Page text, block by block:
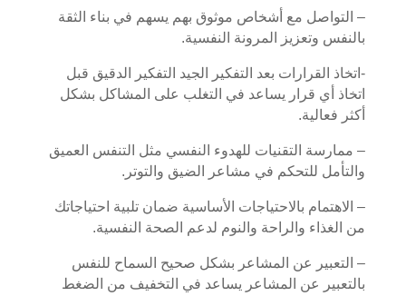
– التواصل مع أشخاص موثوق بهم يسهم في بناء الثقة
بالنفس وتعزيز المرونة النفسية.
-اتخاذ القرارات بعد التفكير الجيد التفكير الدقيق قبل
اتخاذ أي قرار يساعد في التغلب على المشاكل بشكل
أكثر فعالية.
– ممارسة التقنيات للهدوء النفسي مثل التنفس العميق
والتأمل للتحكم في مشاعر الضيق والتوتر.
– الاهتمام بالاحتياجات الأساسية ضمان تلبية احتياجاتك
من الغذاء والراحة والنوم لدعم الصحة النفسية.
– التعبير عن المشاعر بشكل صحيح السماح للنفس
بالتعبير عن المشاعر يساعد في التخفيف من الضغط